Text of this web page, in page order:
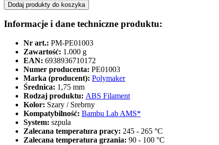
Dodaj produkty do koszyka
Informacje i dane techniczne produktu:
Nr art.: PM-PE01003
Zawartość: 1.000 g
EAN: 6938936710172
Numer producenta: PE01003
Marka (producent): Polymaker
Średnica: 1,75 mm
Rodzaj produktu: ABS Filament
Kolor: Szary / Srebrny
Kompatybilność: Bambu Lab AMS*
System: szpula
Zalecana temperatura pracy: 245 - 265 °C
Zalecana temperatura grzania: 90 - 100 °C